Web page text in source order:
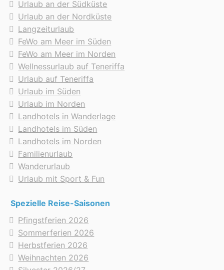
Urlaub an der Südküste
Urlaub an der Nordküste
Langzeiturlaub
FeWo am Meer im Süden
FeWo am Meer im Norden
Wellnessurlaub auf Teneriffa
Urlaub auf Teneriffa
Urlaub im Süden
Urlaub im Norden
Landhotels in Wanderlage
Landhotels im Süden
Landhotels im Norden
Familienurlaub
Wanderurlaub
Urlaub mit Sport & Fun
Spezielle Reise-Saisonen
Pfingstferien 2026
Sommerferien 2026
Herbstferien 2026
Weihnachten 2026